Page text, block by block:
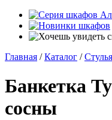
Главная / Каталог / Стулья
Банкетка
сосны